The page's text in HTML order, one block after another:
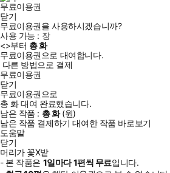
무료이용권
닫기
무료이용권을 사용하시겠습니까?
사용 가능 : 장
<>부터 총화
무료이용권으로 대여합니다.
다른 방법으로 결제
무료이용권
닫기
무료이용권으로
총 화대여 완료했습니다.
남은 작품 : 총화(원)
남은 작품 결제하기 대여한 작품 바로보기
도움말
닫기
머리가 꽃X밭
- 본 작품은 1일마다1편씩 무료입니다.